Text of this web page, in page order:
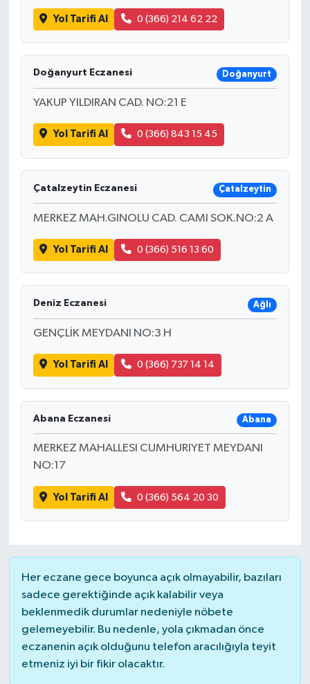
Yol Tarifi Al 0 (366) 214 62 22
Doğanyurt Eczanesi Doğanyurt
YAKUP YILDIRAN CAD. NO:21 E
Yol Tarifi Al 0 (366) 843 15 45
Çatalzeytin Eczanesi Çatalzeytin
MERKEZ MAH.GINOLU CAD. CAMI SOK.NO:2 A
Yol Tarifi Al 0 (366) 516 13 60
Deniz Eczanesi Ağlı
GENÇLİK MEYDANI NO:3 H
Yol Tarifi Al 0 (366) 737 14 14
Abana Eczanesi Abana
MERKEZ MAHALLESI CUMHURIYET MEYDANI
NO:17
Yol Tarifi Al 0 (366) 564 20 30
Her eczane gece boyunca açık olmayabilir, bazıları
sadece gerektiğinde açık kalabilir veya
beklenmedik durumlar nedeniyle nöbete
gelemeyebilir. Bu nedenle, yola çıkmadan önce
eczanenin açık olduğunu telefon aracılığıyla teyit
etmeniz iyi bir fikir olacaktır.